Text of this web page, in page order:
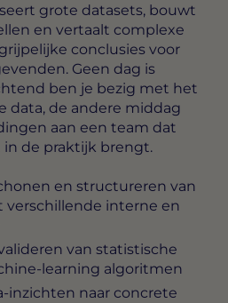
grote datasets, bouwt
en vertaalt complexe
conclusies voor
Geen dag is
ben je bezig met het
data, de andere middag
aan een team dat
in de praktijk brengt.
en structureren van
verschillende interne en
van statistische
learning algoritmen
inzichten naar concrete